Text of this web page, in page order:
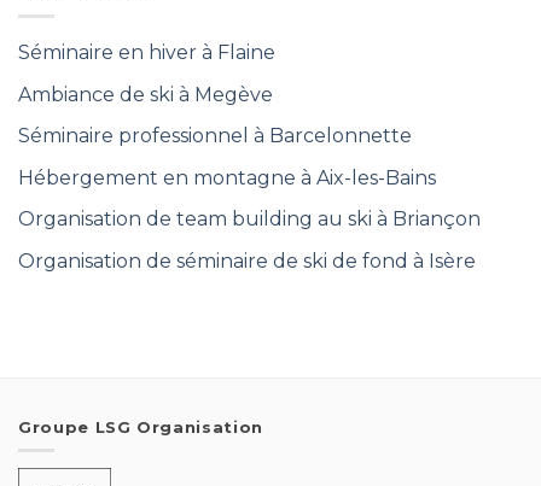
Séminaire en hiver à Flaine
Ambiance de ski à Megève
Séminaire professionnel à Barcelonnette
Hébergement en montagne à Aix-les-Bains
Organisation de team building au ski à Briançon
Organisation de séminaire de ski de fond à Isère
Groupe LSG Organisation